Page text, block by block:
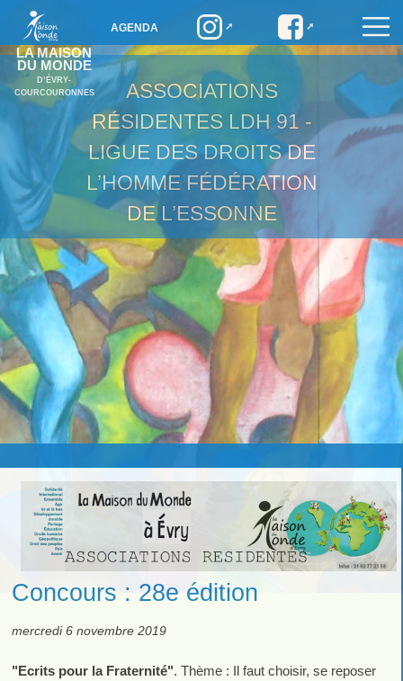
LA MAISON
DU MONDE
D’ÉVRY-
COURCOURONNES
AGENDA
ASSOCIATIONS
RÉSIDENTES LDH 91 -
LIGUE DES DROITS DE
L’HOMME FÉDÉRATION
DE L’ESSONNE
Concours : 28e édition
mercredi 6 novembre 2019
"Ecrits pour la Fraternité". Thème : Il faut choisir, se reposer